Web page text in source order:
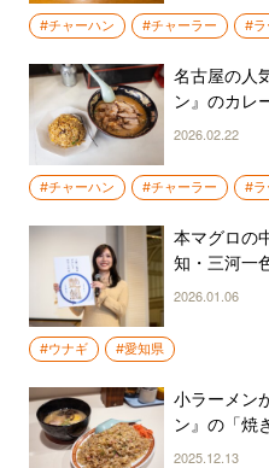
#チャーハン #チャーラー #ラ
名古屋の人
ン』のカレ
ューの組み
2026.02.22
#チャーハン #チャーラー #ラ
本マグロの
知・三河一
まん）」の
2026.01.06
#ウナギ #愛知県
小ラーメン
ン』の「焼
ムに驚愕！
2025.12.13